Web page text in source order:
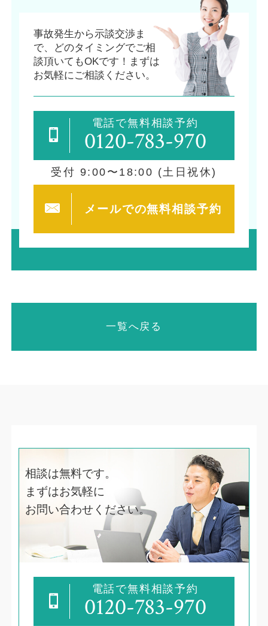
事故発生から示談交渉ま
で、 どのタイミングでご相
談頂いてもOKです！ まずは
お気軽にご相談ください。
電話で無料相談予約
0120-783-970
受付 9:00〜18:00 (土日祝休)
メールでの無料相談予約
一覧へ戻る
相談は無料です。
まずはお気軽に
お問い合わせください。
電話で無料相談予約
0120-783-970